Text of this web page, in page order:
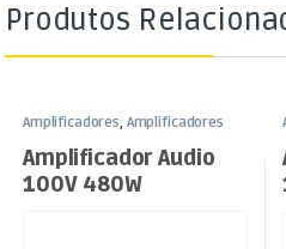
Produtos
Amplificadores, Amplificadores
Amplificador Audio
100V 480W